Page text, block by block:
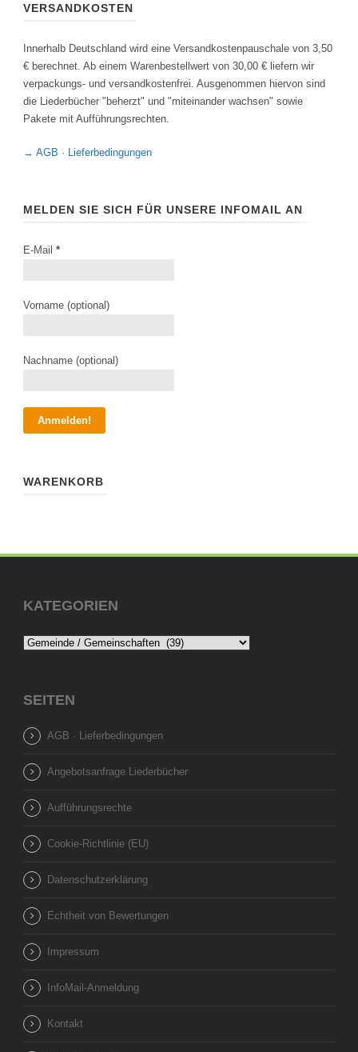
VERSANDKOSTEN
Innerhalb Deutschland wird eine Versandkostenpauschale von 3,50
€ berechnet. Ab einem Warenbestellwert von 30,00 € liefern wir
verpackungs- und versandkostenfrei. Ausgenommen hiervon sind
die Liederbücher "beherzt" und "miteinander wachsen" sowie
Pakete mit Aufführungsrechten.
→ AGB · Lieferbedingungen
MELDEN SIE SICH FÜR UNSERE INFOMAIL AN
E-Mail *
Vorname (optional)
Nachname (optional)
WARENKORB
KATEGORIEN
SEITEN
AGB · Lieferbedingungen
Angebotsanfrage Liederbücher
Aufführungsrechte
Cookie-Richtlinie (EU)
Datenschutzerklärung
Echtheit von Bewertungen
Impressum
InfoMail-Anmeldung
Kontakt